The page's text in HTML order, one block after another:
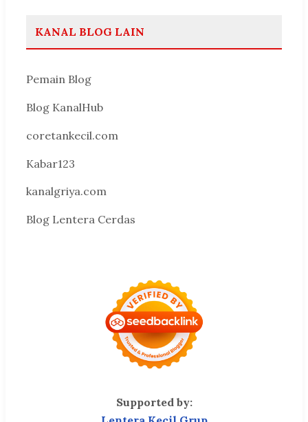
KANAL BLOG LAIN
Pemain Blog
Blog KanalHub
coretankecil.com
Kabar123
kanalgriya.com
Blog Lentera Cerdas
Supported by: